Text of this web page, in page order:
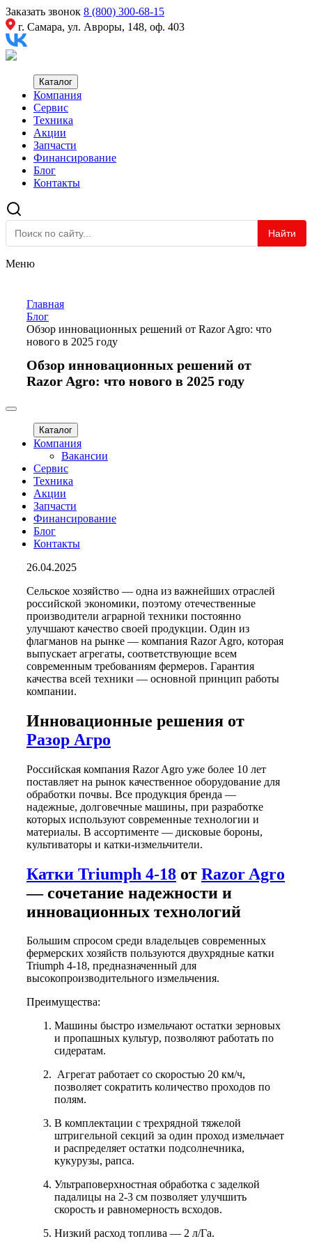
Заказать звонок 8 (800) 300-68-15
г. Самара, ул. Авроры, 148, оф. 403
Каталог
Компания
Сервис
Техника
Акции
Запчасти
Финансирование
Блог
Контакты
Найти
Меню
Главная
Блог
Обзор инновационных решений от Razor Agro: что
нового в 2025 году
Обзор инновационных решений от
Razor Agro: что нового в 2025 году
Каталог
Компания
Вакансии
Сервис
Техника
Акции
Запчасти
Финансирование
Блог
Контакты
26.04.2025
Сельское хозяйство — одна из важнейших отраслей
российской экономики, поэтому отечественные
производители аграрной техники постоянно
улучшают качество своей продукции. Один из
флагманов на рынке — компания Razor Agro, которая
выпускает агрегаты, соответствующие всем
современным требованиям фермеров. Гарантия
качества всей техники — основной принцип работы
компании.
Инновационные решения от
Разор Агро
Российская компания Razor Agro уже более 10 лет
поставляет на рынок качественное оборудование для
обработки почвы. Все продукция бренда —
надежные, долговечные машины, при разработке
которых используют современные технологии и
материалы. В ассортименте — дисковые бороны,
культиваторы и катки-измельчители.
Катки Triumph 4-18 от Razor Agro
— сочетание надежности и
инновационных технологий
Большим спросом среди владельцев современных
фермерских хозяйств пользуются двухрядные катки
Triumph 4-18, предназначенный для
высокопроизводительного измельчения.
Преимущества:
Машины быстро измельчают остатки зерновых
и пропашных культур, позволяют работать по
сидератам.
Агрегат работает со скоростью 20 км/ч,
позволяет сократить количество проходов по
полям.
В комплектации с трехрядной тяжелой
штригельной секций за один проход измельчает
и распределяет остатки подсолнечника,
кукурузы, рапса.
Ультраповерхностная обработка с заделкой
падалицы на 2-3 см позволяет улучшить
скорость и равномерность всходов.
Низкий расход топлива — 2 л/Га.